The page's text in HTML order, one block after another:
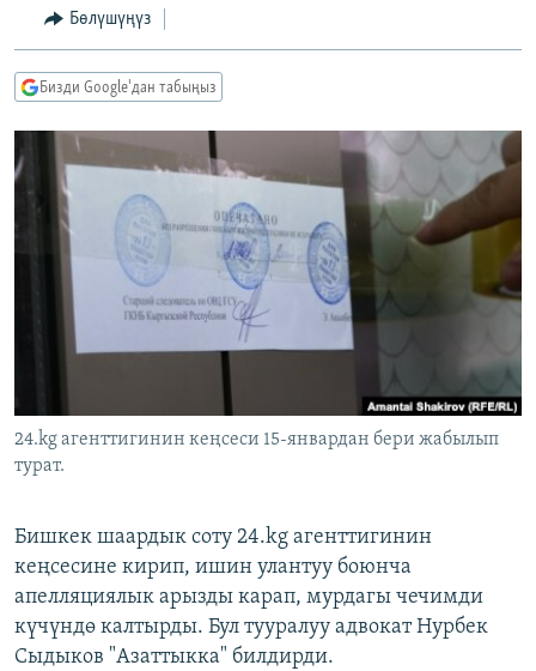
БҮГҮН АЗАТТЫКТА
ДАНИСТЕ
ЭЖЕ-СИҢДИЛЕР
АЗАТТЫК+
ЫҢГАЙСЫЗ СУРООЛОР
ПОДКАСТ
Русский
ОНЛАЙН ШЕРИНЕ
ЭЕ/АРнун бардык сайттары
Бөлүшүңүз
Бизди Google'дан табыңыз
24.kg агенттигинин кеңсеси 15-январдан бери жабылып
турат.
Бишкек шаардык соту 24.kg агенттигинин
кеңсесине кирип, ишин улантуу боюнча
апелляциялык арызды карап, мурдагы чечимди
күчүндө калтырды. Бул тууралуу адвокат Нурбек
Сыдыков "Азаттыкка" билдирди.